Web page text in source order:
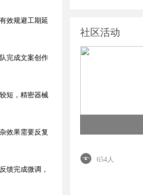
效规避工期延
完成文案创作
短，精密器械
效果需要反复
馈完成微调，
社区活动
654人